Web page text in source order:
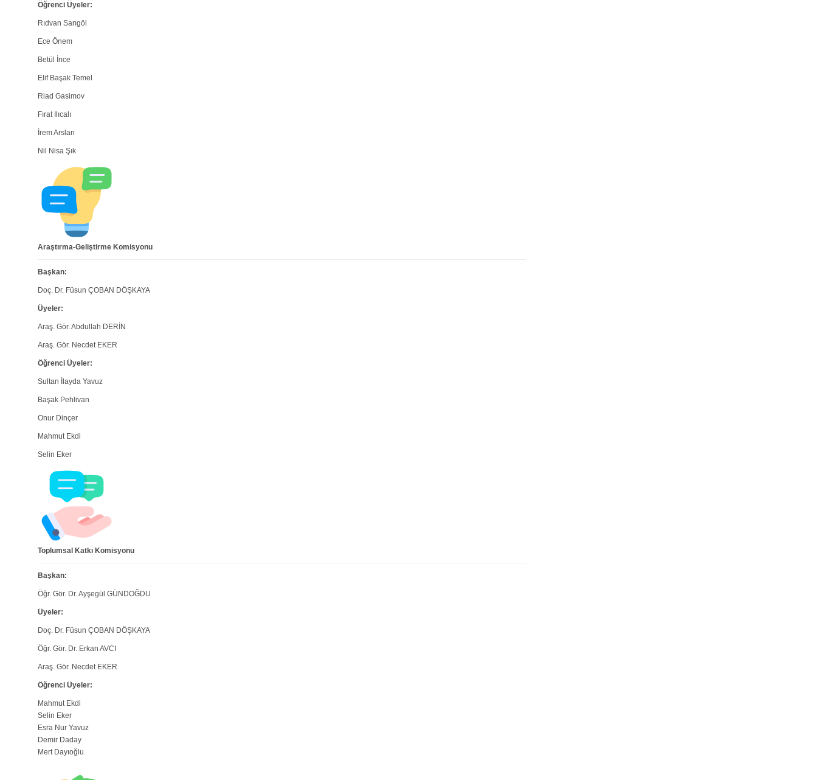
Öğrenci Üyeler:
Rıdvan Sarıgöl
Ece Önem
Betül İnce
Elif Başak Temel
Riad Gasimov
Fırat Ilıcalı
İrem Arslan
Nil Nisa Şık
Araştırma-Geliştirme Komisyonu
Başkan:
Doç. Dr. Füsun ÇOBAN DÖŞKAYA
Üyeler:
Araş. Gör. Abdullah DERİN
Araş. Gör. Necdet EKER
Öğrenci Üyeler:
Sultan İlayda Yavuz
Başak Pehlivan
Onur Dinçer
Mahmut Ekdi
Selin Eker
Toplumsal Katkı Komisyonu
Başkan:
Öğr. Gör. Dr. Ayşegül GÜNDOĞDU
Üyeler:
Doç. Dr. Füsun ÇOBAN DÖŞKAYA
Öğr. Gör. Dr. Erkan AVCI
Araş. Gör. Necdet EKER
Öğrenci Üyeler:
Mahmut Ekdi
Selin Eker
Esra Nur Yavuz
Demir Daday
Mert Dayıoğlu